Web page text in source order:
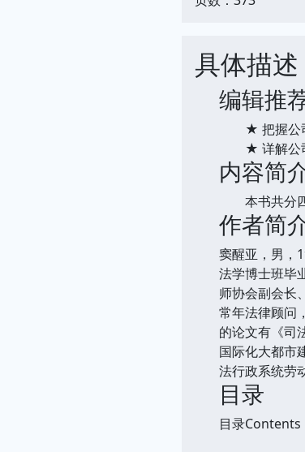
具体描述
编辑推
★ 把握公司
★ 详解公司
内容简
本书共分四
作者简
窦醒亚，男，
法学博士班毕
师协会副会长
常年法律顾问
的论文有《司
国际化大都市
法行政系统劳
目录
目录Contents